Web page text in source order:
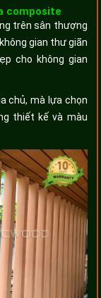
composite
trên sân thượng
gian thư giãn
cho không gian
chủ, mà lựa chọn
thiết kế và màu